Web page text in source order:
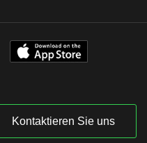
Kontaktieren Sie uns